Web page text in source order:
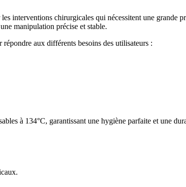
interventions chirurgicales qui nécessitent une
manipulation précise et stable.
aux différents besoins des utilisateurs :
à 134°C, garantissant une hygiène parfaite et une